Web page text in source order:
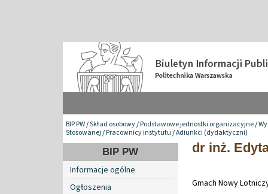
BIP PW/Skład osobowy/Podstawowe jednostki organizacyjne/
Stosowanej/Pracownicy instytutu/Adiunkci (dydaktyczni)
BIP PW
Informacje ogólne
Ogłoszenia
dr inż.
Gmach Nowy